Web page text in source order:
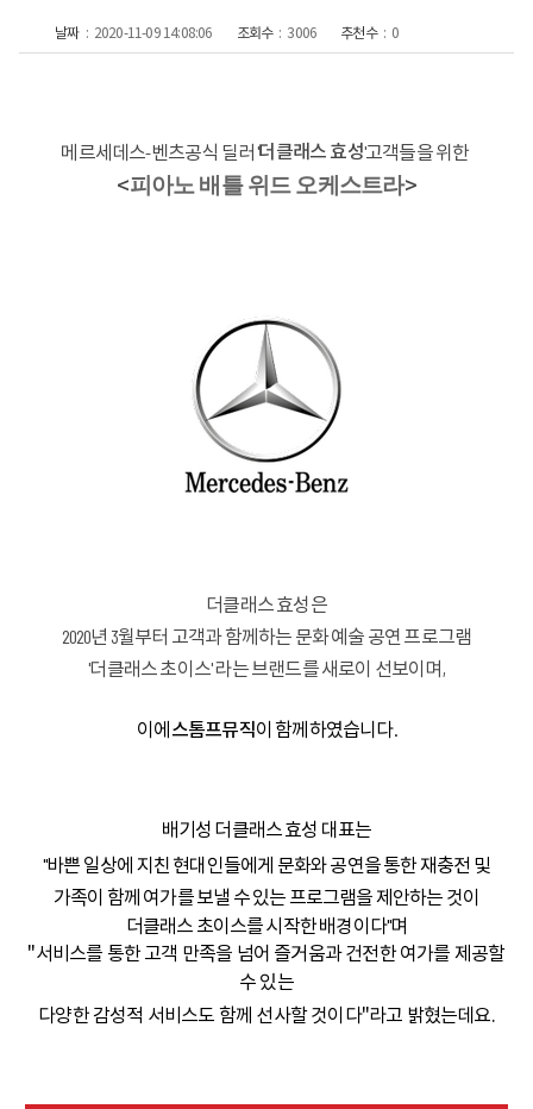
날짜 2020-11-09 14:08:06 조회수 3006 추천수 0
메르세데스-벤츠공식 딜러'더클래스 효성'고객들을 위한
<피아노 배틀 위드 오케스트라>
더클래스 효성은
2020년 3월부터 고객과 함께하는 문화 예술 공연 프로그램
'더클래스 초이스' 라는 브랜드를 새로이 선보이며,
이에 스톰프뮤직이 함께하였습니다.
배기성 더클래스 효성 대표는
"바쁜 일상에 지친 현대인들에게 문화와 공연을 통한 재충전 및
가족이 함께 여가를 보낼 수 있는 프로그램을 제안하는 것이
더클래스 초이스를 시작한 배경이다"며
"서비스를 통한 고객 만족을 넘어 즐거움과 건전한 여가를 제공할
수 있는
다양한 감성적 서비스도 함께 선사할 것이다"라고 밝혔는데요.